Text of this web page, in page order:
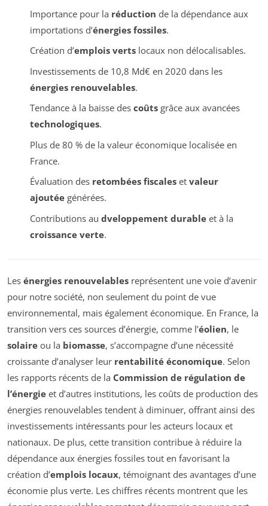
Importance pour la réduction de la dépendance aux
importations d’énergies fossiles.
Création d’emplois vertslocaux non délocalisables.
Investissements de 10,8 Md€ en 2020 dans les
énergies renouvelables.
Tendance à la baisse des coûtsgrâce aux avancées
technologiques.
Plus de 80 % de la valeur économique localisée en
France.
Évaluation des retombées fiscaleset valeur
ajoutéegénérées.
Contributions au dveloppement durableet à la
croissance verte.
Les énergies renouvelables représentent une voie d’avenir
pour notre société, non seulement du point de vue
environnemental, mais également économique. En France, la
transition vers ces sources d’énergie, comme l’éolien, le
solaire ou la biomasse, s’accompagne d’une nécessité
croissante d’analyser leur rentabilité économique. Selon
les rapports récents de la Commission de régulation de
l’énergie et d’autres institutions, les coûts de production des
énergies renouvelables tendent à diminuer, offrant ainsi des
investissements intéressants pour les acteurs locaux et
nationaux. De plus, cette transition contribue à réduire la
dépendance aux énergies fossiles tout en favorisant la
création d’emplois locaux, témoignant des avantages d’une
économie plus verte. Les chiffres récents montrent que les